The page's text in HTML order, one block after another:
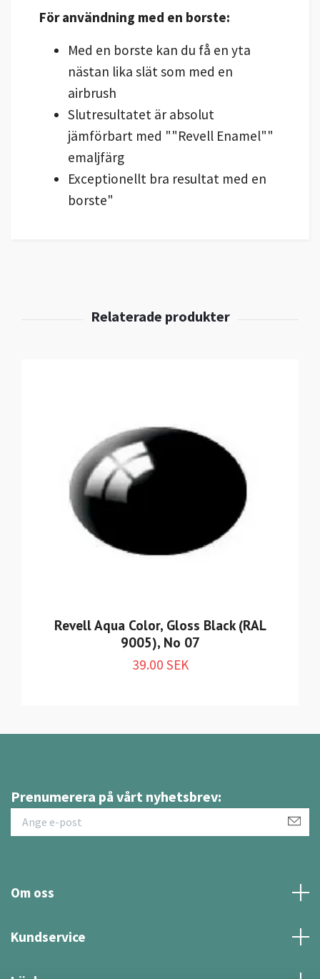
För användning med en borste:
Med en borste kan du få en yta
nästan lika slät som med en
airbrush
Slutresultatet är absolut
jämförbart med ""Revell Enamel""
emaljfärg
Exceptionellt bra resultat med en
borste"
Revell Aqua Color, Gloss Black (RAL
9005), No 07
39.00 SEK
Prenumerera på vårt nyhetsbrev:
Om oss
Kundservice